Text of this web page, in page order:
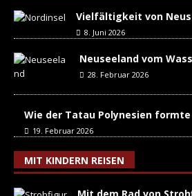
Vielfältigkeit von
8. Juni 2026
Neuseeland vom
28. Februar 2026
Wie der Tatau Polynesien
19. Februar 2026
MIT KINDERN REISEN